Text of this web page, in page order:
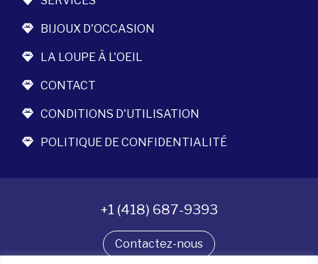
BIJOUX D'OCCASION
LA LOUPE À L'OEIL
CONTACT
CONDITIONS D'UTILISATION
POLITIQUE DE CONFIDENTIALITÉ
+1 (418) 687-9393
Contactez-nous